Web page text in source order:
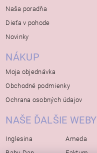
Naša poradňa
Dieťa v pohode
Novinky
NÁKUP
Moja objednávka
Obchodné podmienky
Ochrana osobných údajov
NAŠE ĎALŠIE WEBY
Inglesina
Ameda